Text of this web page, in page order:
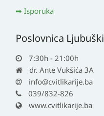
Isporuka
Poslovnica Ljubuški
7:30h - 21:00h
dr. Ante Vukšića 3A
info@cvitlikarije.ba
039/832-826
www.cvitlikarije.ba